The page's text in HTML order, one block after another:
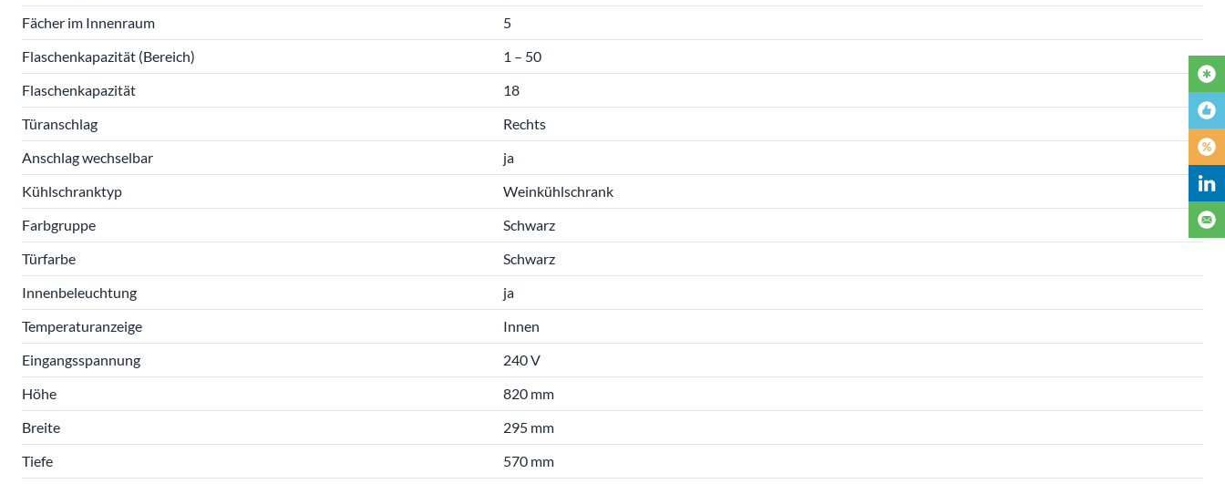
Fächer im Innenraum
5
Flaschenkapazität (Bereich)
1 – 50
Flaschenkapazität
18
Türanschlag
Rechts
Anschlag wechselbar
ja
Kühlschranktyp
Weinkühlschrank
Farbgruppe
Schwarz
Türfarbe
Schwarz
Innenbeleuchtung
ja
Temperaturanzeige
Innen
Eingangsspannung
240 V
Höhe
820 mm
Breite
295 mm
Tiefe
570 mm